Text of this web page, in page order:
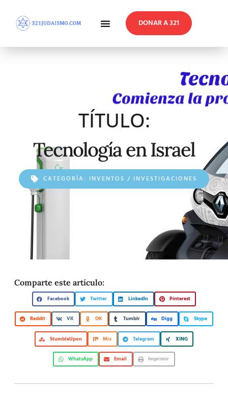
DONAR A 321
TÍTULO:
Tecnología en Israel
CATEGORÍA: INVENTOS / INVESTIGACIONES
Comparte este artículo:
Facebook Twitter LinkedIn Pinterest
Reddit VK OK Tumblr Digg Skype
StumbleUpon Mix Telegram XING
WhatsApp Email Imprimir